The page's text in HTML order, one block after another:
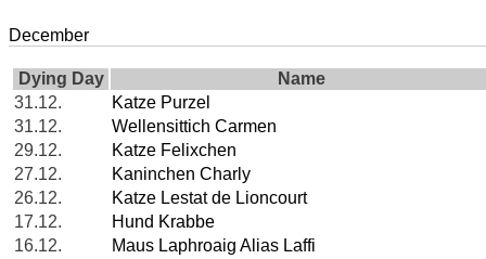
December
Dying Day
Name
31.12.
Katze Purzel
31.12.
Wellensittich Carmen
29.12.
Katze Felixchen
27.12.
Kaninchen Charly
26.12.
Katze Lestat de Lioncourt
17.12.
Hund Krabbe
16.12.
Maus Laphroaig Alias Laffi